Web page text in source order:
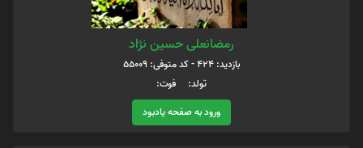
رمضانعلی حسین نژاد
بازدید: 424 - کد متوفی: 55009
تولد: فوت:
ورود به صفحه یادبود